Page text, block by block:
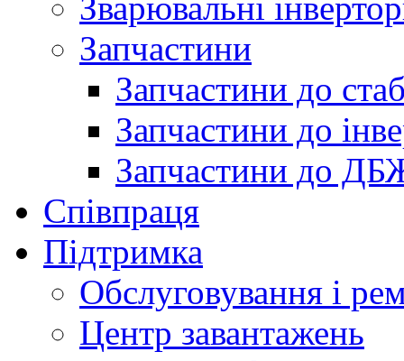
Запчастини
Запчастини до
Запчастини до
Запчастини до
Співпраця
Підтримка
Обслуговування і
Центр завантажень